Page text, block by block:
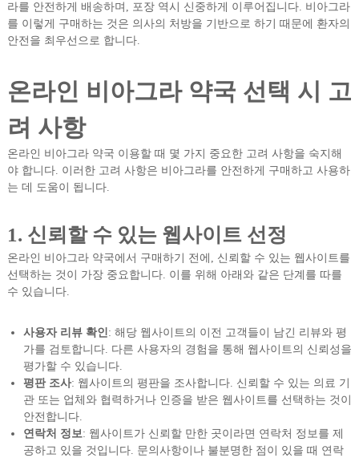
라를 안전하게 배송하며, 포장 역시 신중하게 이루어집니다. 비아그라
를 이렇게 구매하는 것은 의사의 처방을 기반으로 하기 때문에 환자의
안전을 최우선으로 합니다.
온라인 비아그라 약국 선택 시 고
려 사항
온라인 비아그라 약국 이용할 때 몇 가지 중요한 고려 사항을 숙지해
야 합니다. 이러한 고려 사항은 비아그라를 안전하게 구매하고 사용하
는 데 도움이 됩니다.
1. 신뢰할 수 있는 웹사이트 선정
온라인 비아그라 약국에서 구매하기 전에, 신뢰할 수 있는 웹사이트를
선택하는 것이 가장 중요합니다. 이를 위해 아래와 같은 단계를 따를
수 있습니다.
사용자 리뷰 확인: 해당 웹사이트의 이전 고객들이 남긴 리뷰와 평
가를 검토합니다. 다른 사용자의 경험을 통해 웹사이트의 신뢰성을
평가할 수 있습니다.
평판 조사: 웹사이트의 평판을 조사합니다. 신뢰할 수 있는 의료 기
관 또는 업체와 협력하거나 인증을 받은 웹사이트를 선택하는 것이
안전합니다.
연락처 정보: 웹사이트가 신뢰할 만한 곳이라면 연락처 정보를 제
공하고 있을 것입니다. 문의사항이나 불분명한 점이 있을 때 연락